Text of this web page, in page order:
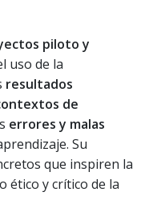
piloto y
uso de la
resultados
de
errores y malas
Su
que inspiren la
ético y crítico de la